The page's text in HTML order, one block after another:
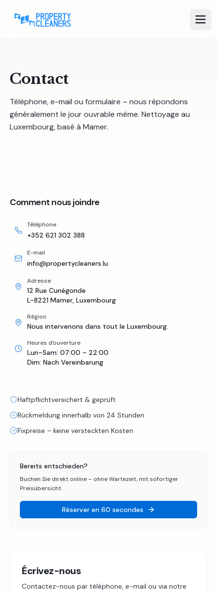
Contact
Téléphone, e-mail ou formulaire – nous répondons
généralement le jour ouvrable même. Nettoyage au
Luxembourg, basé à Mamer.
Comment nous joindre
Téléphone
+352 621 302 388
E-mail
info@propertycleaners.lu
Adresse
12 Rue Cunégonde
L-8221 Mamer, Luxembourg
Région
Nous intervenons dans tout le Luxembourg.
Heures d'ouverture
Lun–Sam: 07:00 – 22:00
Dim: Nach Vereinbarung
Haftpflichtversichert & geprüft
Rückmeldung innerhalb von 24 Stunden
Fixpreise – keine versteckten Kosten
Bereits entschieden?
Buchen Sie direkt online – ohne Wartezeit, mit sofortiger
Preisübersicht.
Réserver en 60 secondes
Écrivez-nous
Contactez-nous par téléphone, e-mail ou via notre